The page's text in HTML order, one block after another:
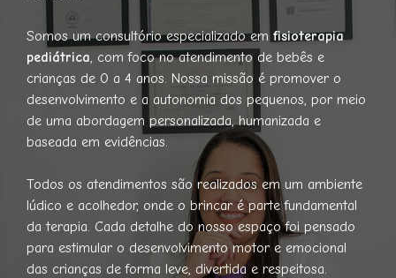
Somos um consultório especializado em fisioterapia
pediátrica, com foco no atendimento de bebês e
crianças de 0 a 4 anos. Nossa missão é promover o
desenvolvimento e a autonomia dos pequenos, por meio
de uma abordagem personalizada, humanizada e
baseada em evidências.
Todos os atendimentos são realizados em um ambiente
lúdico e acolhedor, onde o brincar é parte fundamental
da terapia. Cada detalhe do nosso espaço foi pensado
para estimular o desenvolvimento motor e emocional
das crianças de forma leve, divertida e respeitosa.